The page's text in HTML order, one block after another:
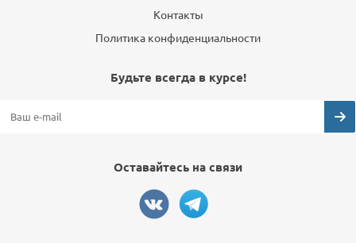
Контакты
Политика конфиденциальности
Будьте всегда в курсе!
Оставайтесь на связи